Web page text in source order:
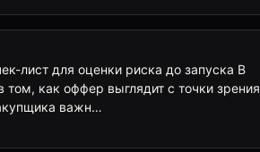
лист для оценки риска до запуска В
том, как оффер выглядит с точки зрения
важн…